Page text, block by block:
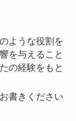
ような役割を
を与えること
の経験をもと
書きください